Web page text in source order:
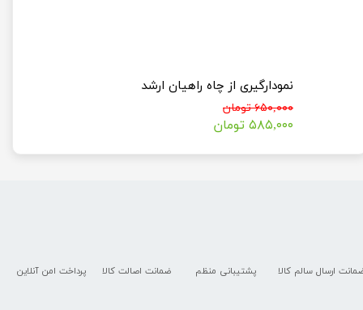
نمودارگیری از چاه راهیان ارشد
۶۵۰,۰۰۰ تومان
۵۸۵,۰۰۰ تومان
پشتیبانی منظم پرداخت امن آنلاین ارسال سالم کالا ضمانت اصالت کالا